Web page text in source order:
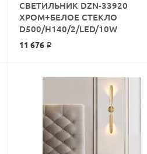
СВЕТИЛЬНИК DZN-33920
ХРОМ+БЕЛОЕ СТЕКЛО
D500/H140/2/LED/10W
11 676 ₽
КУПИТЬ